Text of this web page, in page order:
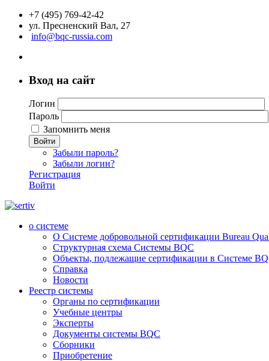
+7 (495) 769-42-42
ул. Пресненский Вал, 27
info@bqc-russia.com
Вход на сайт
Логин
Пароль
Запомнить меня
Войти
Забыли пароль?
Забыли логин?
Регистрация
Войти
о системе
О Системе добровольной сертификации Bureau
Структурная схема Системы BQC
Объекты, подлежащие сертификации в Системе
Справка
Новости
Реестр системы
Органы по сертификации
Учебные центры
Эксперты
Документы системы BQC
Сборники
Приобретение